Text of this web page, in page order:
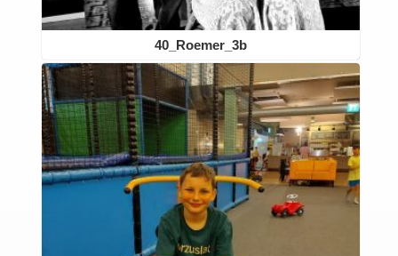
40_Roemer_3b